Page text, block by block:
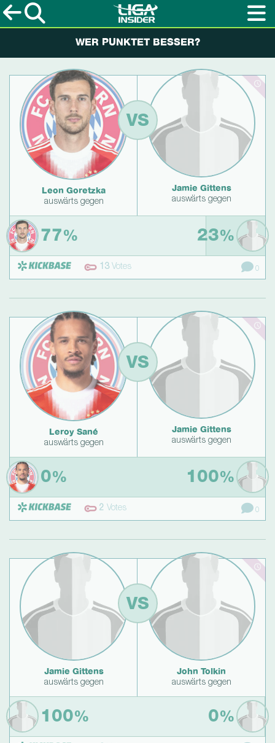
WER PUNKTET BESSER?
Leon Goretzka
auswärts gegen
VS
Jamie Gittens
auswärts gegen
77% 23%
13Votes 0
Leroy Sané
auswärts gegen
VS
Jamie Gittens
auswärts gegen
0% 100%
2 Votes 0
Jamie Gittens
auswärts gegen
VS
John Tolkin
auswärts gegen
100% 0%